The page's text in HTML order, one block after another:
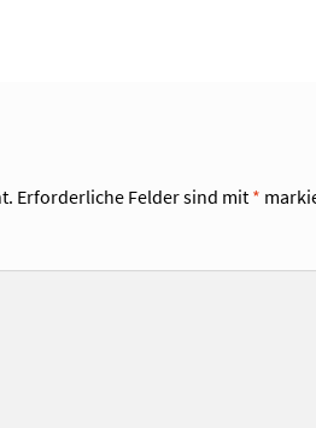
Erforderliche Felder sind mit *